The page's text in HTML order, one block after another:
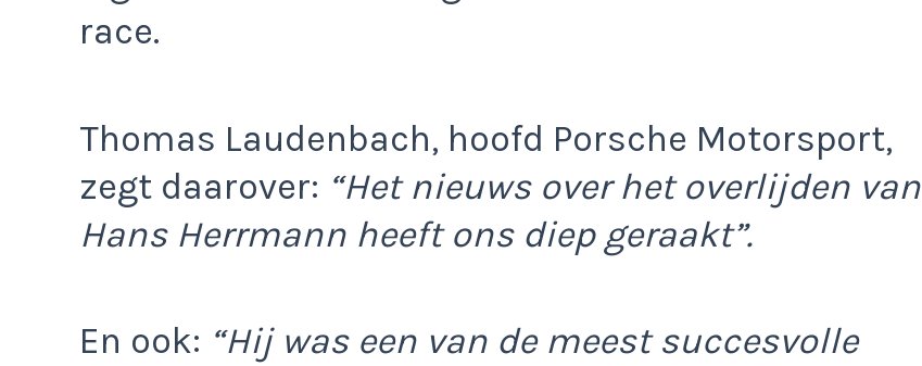
race.
Thomas Laudenbach, hoofd Porsche Motorsport,
zegt daarover: “Het nieuws over het overlijden van
Hans Herrmann heeft ons diep geraakt”.
En ook: “Hij was een van de meest succesvolle